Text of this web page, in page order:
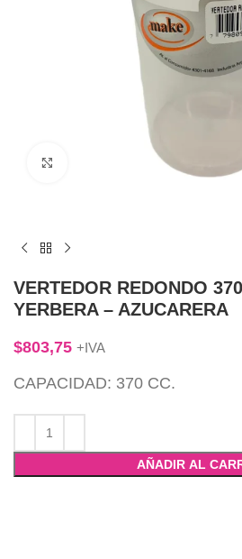
VERTEDOR REDONDO
YERBERA – AZUCARERA
$803,75 +IVA
CAPACIDAD: 370 CC.
AÑADIR AL